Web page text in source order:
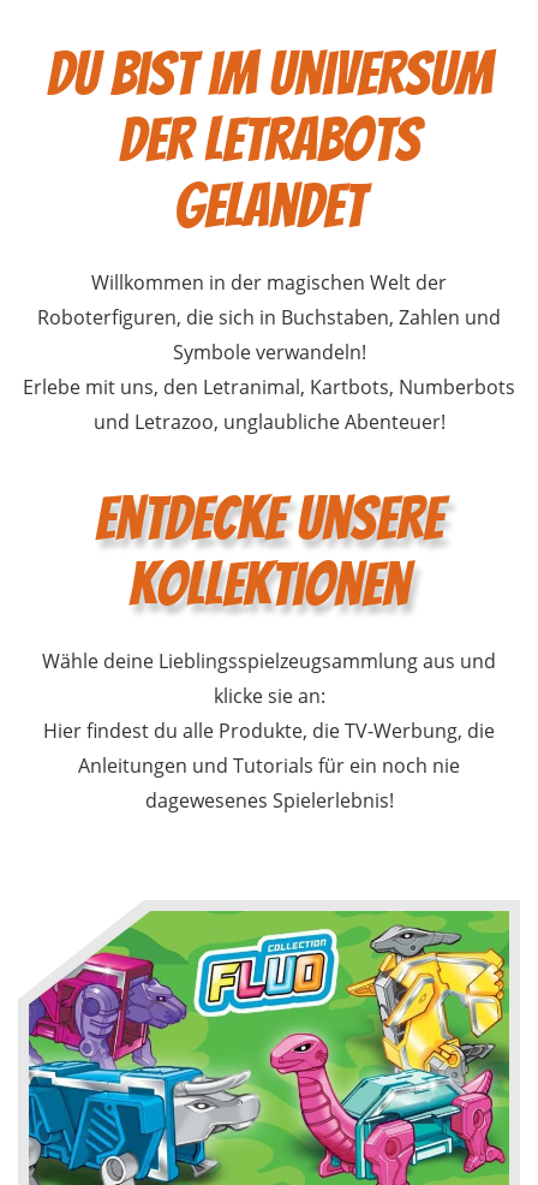
Du bist im Universum
der Letrabots
gelandet
Willkommen in der magischen Welt der
Roboterfiguren, die sich in Buchstaben, Zahlen und
Symbole verwandeln!
Erlebe mit uns, den Letranimal, Kartbots, Numberbots
und Letrazoo, unglaubliche Abenteuer!
Entdecke unsere
Kollektionen
Wähle deine Lieblingsspielzeugsammlung aus und
klicke sie an:
Hier findest du alle Produkte, die TV-Werbung, die
Anleitungen und Tutorials für ein noch nie
dagewesenes Spielerlebnis!